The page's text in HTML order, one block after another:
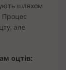
шляхом
Процес
але
оцтів: